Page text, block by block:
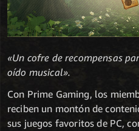
«Un cofre de recompensas
oído musical».
Con Prime Gaming, los
reciben un montón de
sus juegos favoritos de PC,